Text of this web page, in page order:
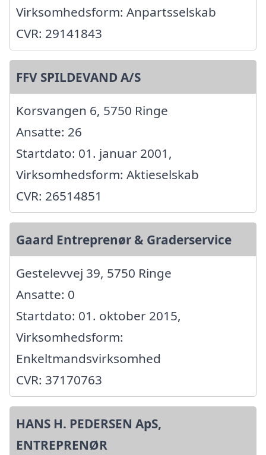
Virksomhedsform: Anpartsselskab
CVR: 29141843
FFV SPILDEVAND A/S
Korsvangen 6, 5750 Ringe
Ansatte: 26
Startdato: 01. januar 2001,
Virksomhedsform: Aktieselskab
CVR: 26514851
Gaard Entreprenør & Graderservice
Gestelevvej 39, 5750 Ringe
Ansatte: 0
Startdato: 01. oktober 2015,
Virksomhedsform:
Enkeltmandsvirksomhed
CVR: 37170763
HANS H. PEDERSEN ApS,
ENTREPRENØR